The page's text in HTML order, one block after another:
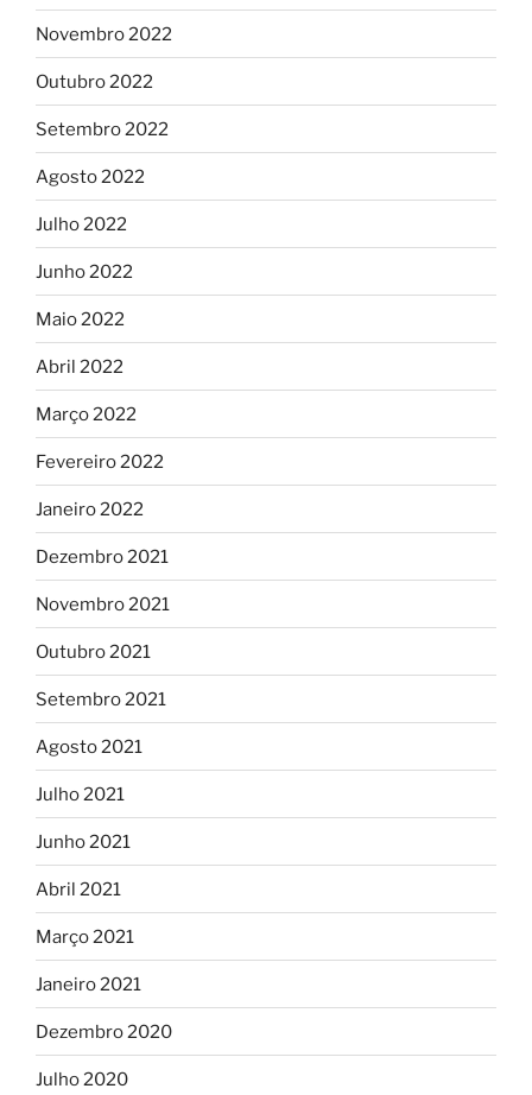
Novembro 2022
Outubro 2022
Setembro 2022
Agosto 2022
Julho 2022
Junho 2022
Maio 2022
Abril 2022
Março 2022
Fevereiro 2022
Janeiro 2022
Dezembro 2021
Novembro 2021
Outubro 2021
Setembro 2021
Agosto 2021
Julho 2021
Junho 2021
Abril 2021
Março 2021
Janeiro 2021
Dezembro 2020
Julho 2020